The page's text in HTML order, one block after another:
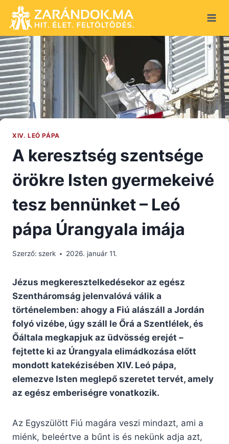
content
XIV. LEÓ PÁPA
A keresztség szentsége
örökre Isten gyermekeivé
tesz bennünket – Leó
pápa Úrangyala imája
Szerző: szerk 2026. január 11.
Jézus megkeresztelkedésekor az egész
Szentháromság jelenvalóvá válik a
történelemben: ahogy a Fiú alászáll a Jordán
folyó vizébe, úgy száll le Őrá a Szentlélek, és
Őáltala megkapjuk az üdvösség erejét –
fejtette ki az Úrangyala elimádkozása előtt
mondott katekézisében XIV. Leó pápa,
elemezve Isten meglepő szeretet tervét, amely
az egész emberiségre vonatkozik.
Az Egyszülött Fiú magára veszi mindazt, ami a
miénk, beleértve a bűnt is és nekünk adja azt,